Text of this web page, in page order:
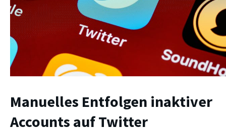
Manuelles Entfolgen inaktiver
Accounts auf Twitter